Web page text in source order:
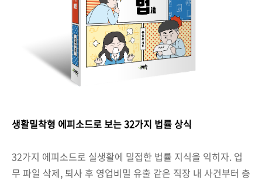
생활밀착형 에피소드로 보는 32가지 법률 상식
32가지 에피소드로 실생활에 밀접한 법률 지식을 익히자. 업
무 파일 삭제, 퇴사 후 영업비밀 유출 같은 직장 내 사건부터 층